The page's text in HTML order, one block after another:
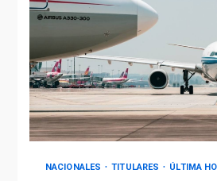
NACIONALES TITULARES ÚLTIMA